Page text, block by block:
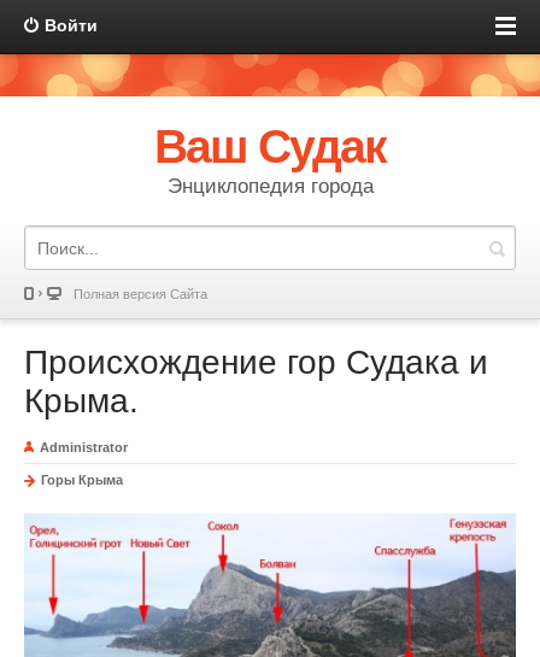
Войти
Ваш Судак
Энциклопедия города
Полная версия Сайта
Происхождение гор Судака и
Крыма.
Administrator
Горы Крыма